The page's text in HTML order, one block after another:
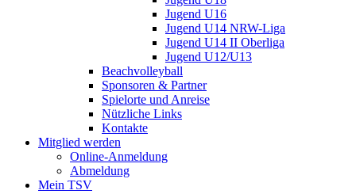
Jugend U16
Jugend U14 NRW-Liga
Jugend U14 II Oberliga
Jugend U12/U13
Beachvolleyball
Sponsoren & Partner
Spielorte und Anreise
Nützliche Links
Kontakte
Mitglied werden
Online-Anmeldung
Abmeldung
Mein TSV